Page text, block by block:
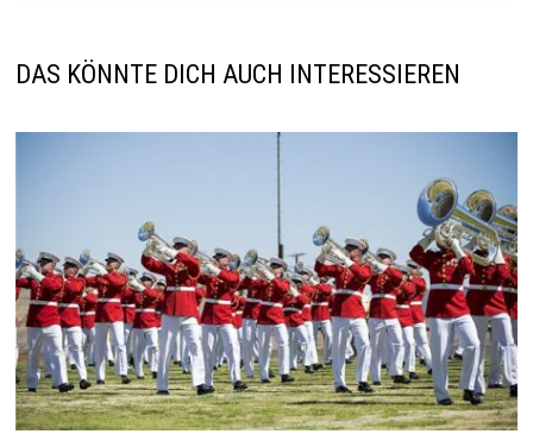
DAS KÖNNTE DICH AUCH INTERESSIEREN